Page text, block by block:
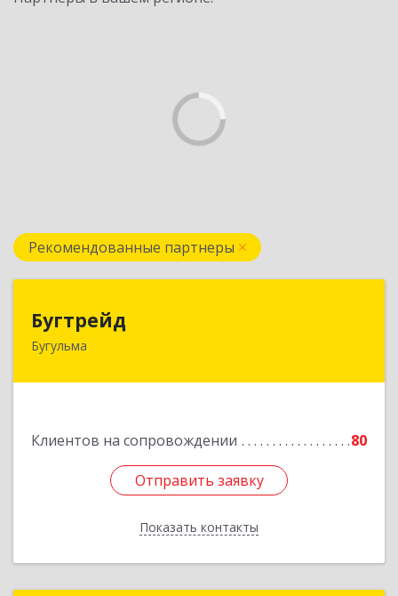
Рекомендованные партнеры
Бугтрейд
Бугульма
Клиентов на сопровождении 80
Отправить заявку
Показать контакты
420230, Татарстан Респ, Бугульма г, Вахитово,
Отправить заявку
Назад